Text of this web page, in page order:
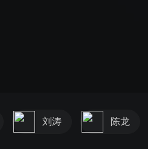
刘涛 陈龙